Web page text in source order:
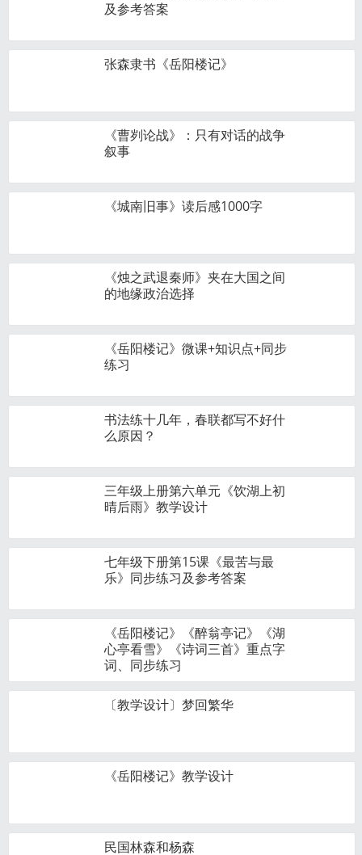
及参考答案
张森隶书《岳阳楼记》
《曹刿论战》：只有对话的战争
叙事
《城南旧事》读后感1000字
《烛之武退秦师》夹在大国之间
的地缘政治选择
《岳阳楼记》微课+知识点+同步
练习
书法练十几年，春联都写不好什
么原因？
三年级上册第六单元《饮湖上初
晴后雨》教学设计
七年级下册第15课《最苦与最
乐》同步练习及参考答案
《岳阳楼记》《醉翁亭记》《湖
心亭看雪》《诗词三首》重点字
词、同步练习
〔教学设计〕梦回繁华
《岳阳楼记》教学设计
民国林森和杨森